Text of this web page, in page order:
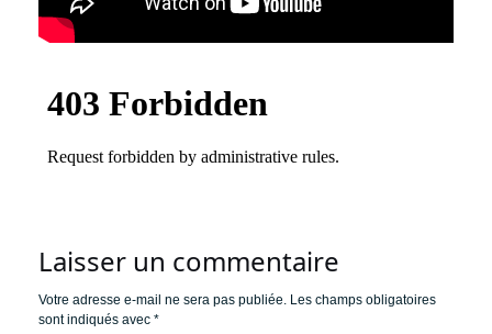
Laisser un commentaire
Votre adresse e-mail ne sera pas publiée. Les champs obligatoires
sont indiqués avec *